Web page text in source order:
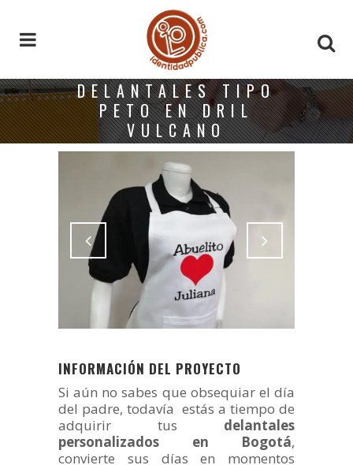
DELANTALES TIPO
PETO EN DRIL
VULCANO
INFORMACIÓN DEL PROYECTO
Si aún no sabes que obsequiar el día
del padre, todavía estás a tiempo de
adquirir tus delantales
personalizados en Bogotá,
convierte sus días en momentos